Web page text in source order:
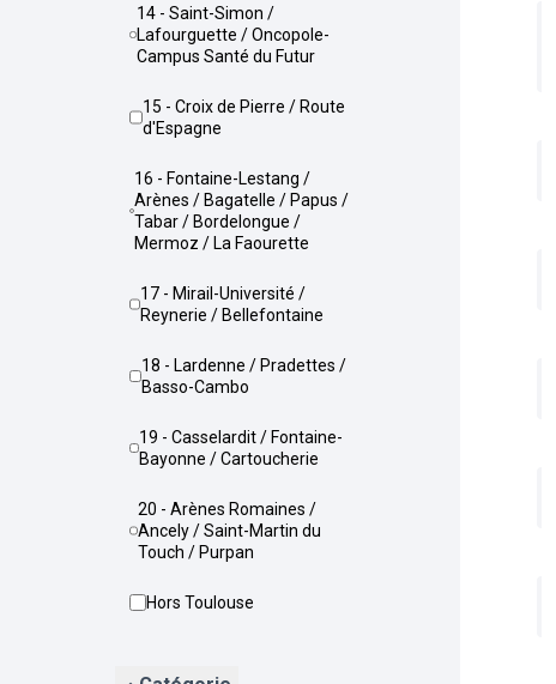
14 - Saint-Simon /
Lafourguette / Oncopole-
Campus Santé du Futur
15 - Croix de Pierre / Route
d'Espagne
16 - Fontaine-Lestang /
Arènes / Bagatelle / Papus /
Tabar / Bordelongue /
Mermoz / La Faourette
17 - Mirail-Université /
Reynerie / Bellefontaine
18 - Lardenne / Pradettes /
Basso-Cambo
19 - Casselardit / Fontaine-
Bayonne / Cartoucherie
20 - Arènes Romaines /
Ancely / Saint-Martin du
Touch / Purpan
Hors Toulouse